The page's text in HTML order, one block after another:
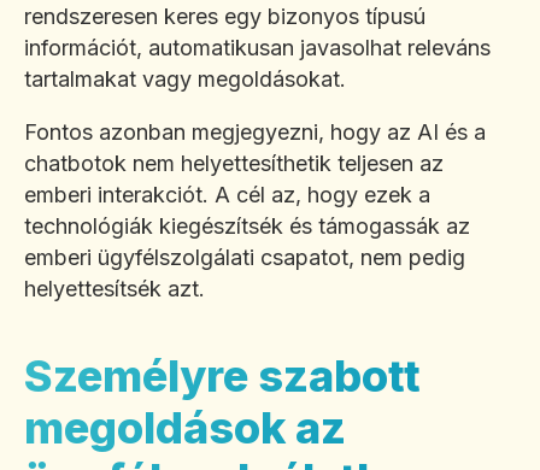
rendszeresen keres egy bizonyos típusú
információt, automatikusan javasolhat releváns
tartalmakat vagy megoldásokat.
Fontos azonban megjegyezni, hogy az AI és a
chatbotok nem helyettesíthetik teljesen az
emberi interakciót. A cél az, hogy ezek a
technológiák kiegészítsék és támogassák az
emberi ügyfélszolgálati csapatot, nem pedig
helyettesítsék azt.
Személyre szabott
megoldások az